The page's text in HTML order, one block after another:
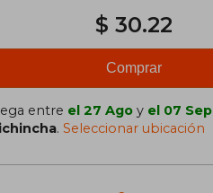
$ 30.22
Comprar
entre el 27 Ago y el 07 Sep
. Seleccionar ubicación